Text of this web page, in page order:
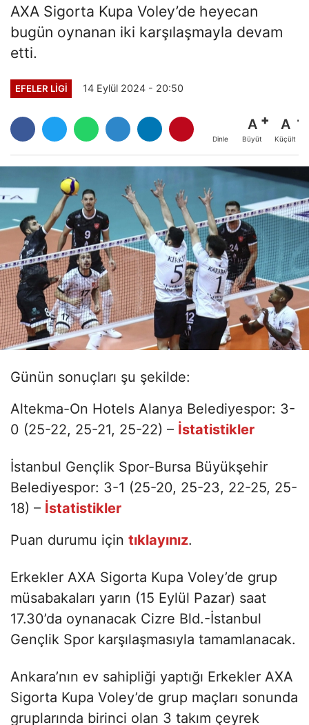
AXA Sigorta Kupa Voley’de heyecan
bugün oynanan iki karşılaşmayla devam
etti.
EFELER LIGI 14 Eylül 2024 - 20:50
Dinle
A
Büyüt
A
Küçült
Günün sonuçları şu şekilde:
Altekma-On Hotels Alanya Belediyespor: 3-
0 (25-22, 25-21, 25-22) – İstatistikler
İstanbul Gençlik Spor-Bursa Büyükşehir
Belediyespor: 3-1 (25-20, 25-23, 22-25, 25-
18) – İstatistikler
Puan durumu için tıklayınız.
Erkekler AXA Sigorta Kupa Voley’de grup
müsabakaları yarın (15 Eylül Pazar) saat
17.30’da oynanacak Cizre Bld.-İstanbul
Gençlik Spor karşılaşmasıyla tamamlanacak.
Ankara’nın ev sahipliği yaptığı Erkekler AXA
Sigorta Kupa Voley’de grup maçları sonunda
gruplarında birinci olan 3 takım çeyrek